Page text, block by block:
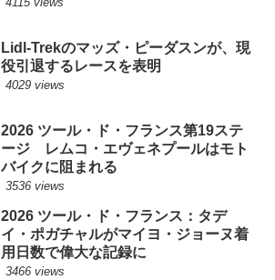
Lidl-Trekのマッズ・ピーダスンが、現
役引退するレースを表明
4029 views
2026 ツール・ド・フランス第19ステ
ージ レムコ・エヴェネプールはモト
バイクに阻まれる
3536 views
2026 ツール・ド・フランス：タデ
イ・ポガチャルがマイヨ・ジョーヌ着
用日数で偉大な記録に
3466 views